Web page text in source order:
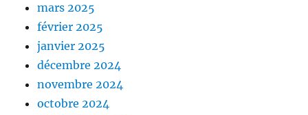
mars 2025
février 2025
janvier 2025
décembre 2024
novembre 2024
octobre 2024